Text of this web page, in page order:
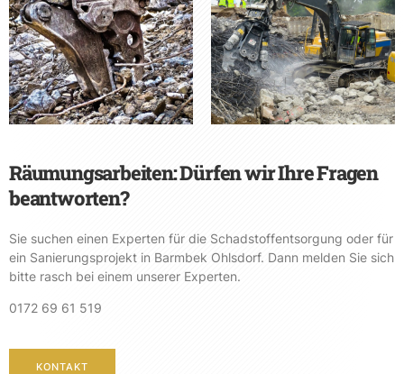
Räumungsarbeiten: Dürfen wir Ihre Fragen
beantworten?
Sie suchen einen Experten für die Schadstoffentsorgung oder für
ein Sanierungsprojekt in Barmbek Ohlsdorf. Dann melden Sie sich
bitte rasch bei einem unserer Experten.
0172 69 61 519
KONTAKT